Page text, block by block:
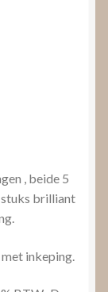
, beide 5
stuks brilliant
inkeping.